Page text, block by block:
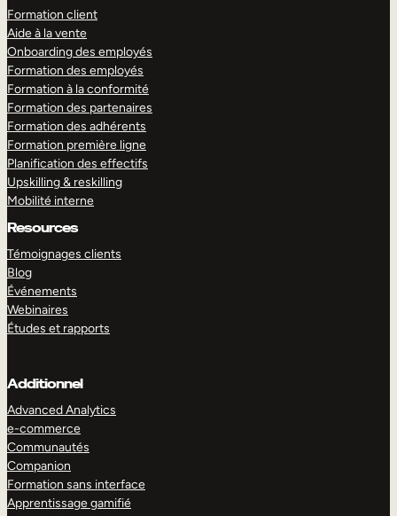
Formation client
Aide à la vente
Onboarding des employés
Formation des employés
Formation à la conformité
Formation des partenaires
Formation des adhérents
Formation première ligne
Planification des effectifs
Upskilling & reskilling
Mobilité interne
Resources
Témoignages clients
Blog
Événements
Webinaires
Études et rapports
Additionnel
Advanced Analytics
e-commerce
Communautés
Companion
Formation sans interface
Apprentissage gamifié